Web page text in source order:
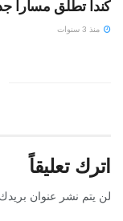
كندا تطلق مساراً
منذ 3 سنوات
اترك تعليقاً
لن يتم نشر عنوان بريدك